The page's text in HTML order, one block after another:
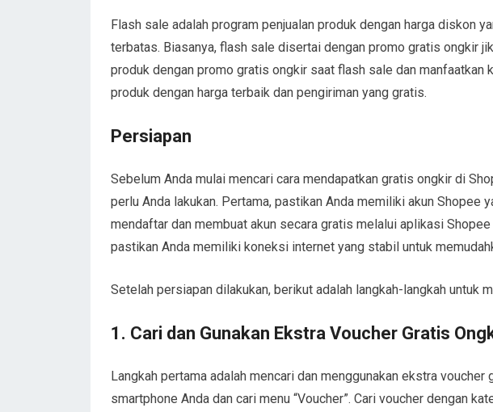
Flash sale adalah program penjualan produk dengan harga diskon
terbatas. Biasanya, flash sale disertai dengan promo gratis ongkir
produk dengan promo gratis ongkir saat flash sale dan manfaatkan
produk dengan harga terbaik dan pengiriman yang gratis.
Persiapan
Sebelum Anda mulai mencari cara mendapatkan gratis ongkir di
perlu Anda lakukan. Pertama, pastikan Anda memiliki akun Shopee
mendaftar dan membuat akun secara gratis melalui aplikasi
pastikan Anda memiliki koneksi internet yang stabil untuk
Setelah persiapan dilakukan, berikut adalah langkah-langkah untuk
1. Cari dan Gunakan Ekstra Voucher Gratis
Langkah pertama adalah mencari dan menggunakan ekstra
smartphone Anda dan cari menu “Voucher”. Cari voucher dengan